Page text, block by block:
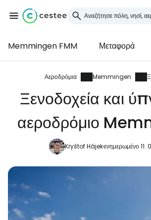
Memmingen FMM Μεταφορά
Αεροδρόμια Memmingen
Ξενοδοχεία και
αεροδρόμιο
Kryštof Hájekενημερωμένο 11.
Συνδεθείτε στο
... η παγκόσμια ταξιδιωτική
Συνεχίστε με την
Συνεχίστε με το